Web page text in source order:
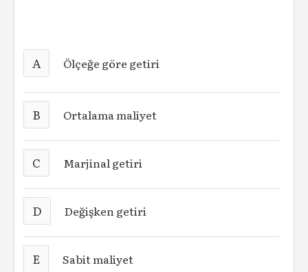
A Ölçeğe göre getiri
B Ortalama maliyet
C Marjinal getiri
D Değişken getiri
E Sabit maliyet